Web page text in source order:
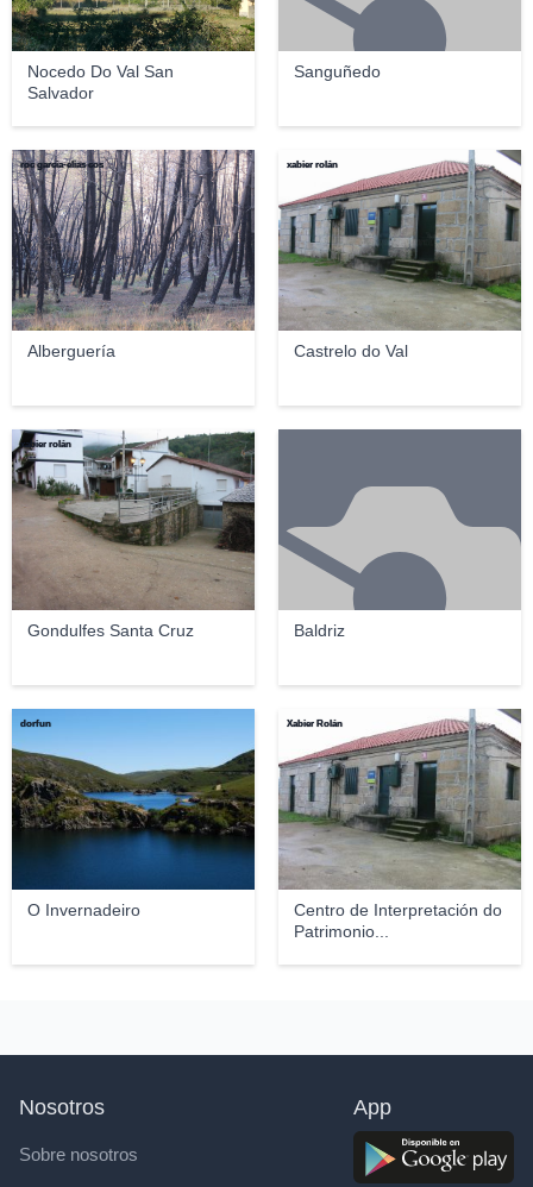
Nocedo Do Val San
Salvador
Sanguñedo
Alberguería
roc garcia-elias cos
Castrelo do Val
xabier rolán
Gondulfes Santa Cruz
xabier rolán
Baldriz
O Invernadeiro
dorfun
Centro de Interpretación do
Patrimonio...
Xabier Rolán
Nosotros
Sobre nosotros
App